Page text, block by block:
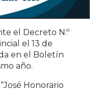
el Decreto N.º
el 13 de
en el Boletín
año.
Honorario